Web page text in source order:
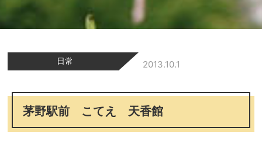
日常 2013.10.1
茅野駅前 こてえ 天香館